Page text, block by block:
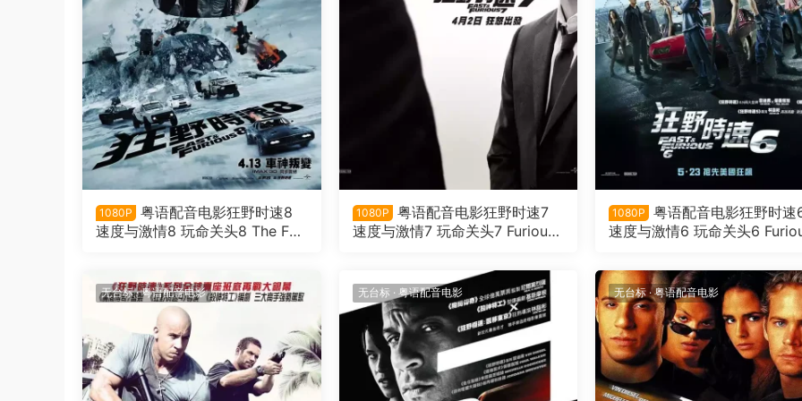
1080P
粤语配音电影狂野时速8
速度与激情8 玩命关头8 The Fat
1080P
粤语配音电影狂野时速7
速度与激情7 玩命关头7 Furious
1080P
粤语配音电影狂野时速
速度与激情6 玩命关头6
无台标·粤语配音电影 无台标 · 粤语配音电影 无台标 ·粤语配音电影